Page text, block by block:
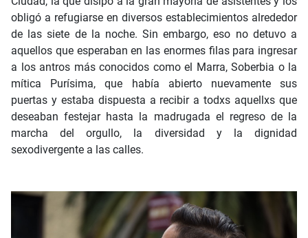
obligó a refugiarse en diversos establecimientos alrededor
de las siete de la noche. Sin embargo, eso no detuvo a
aquellos que esperaban en las enormes filas para ingresar
a los antros más conocidos como el Marra, Soberbia o la
mítica Purísima, que había abierto nuevamente sus
puertas y estaba dispuesta a recibir a todxs aquellxs que
deseaban festejar hasta la madrugada el regreso de la
marcha del orgullo, la diversidad y la dignidad
sexodivergente a las calles.